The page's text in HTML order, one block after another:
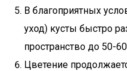
В благоприятных
уход) кусты быстро
пространство до 50-
Цветение